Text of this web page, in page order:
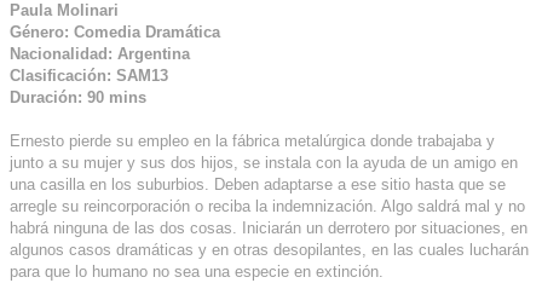
Paula Molinari
Género: Comedia Dramática
Nacionalidad: Argentina
Clasificación: SAM13
Duración: 90 mins
Ernesto pierde su empleo en la fábrica metalúrgica donde trabajaba y
junto a su mujer y sus dos hijos, se instala con la ayuda de un amigo en
una casilla en los suburbios. Deben adaptarse a ese sitio hasta que se
arregle su reincorporación o reciba la indemnización. Algo saldrá mal y no
habrá ninguna de las dos cosas. Iniciarán un derrotero por situaciones, en
algunos casos dramáticas y en otras desopilantes, en las cuales lucharán
para que lo humano no sea una especie en extinción.